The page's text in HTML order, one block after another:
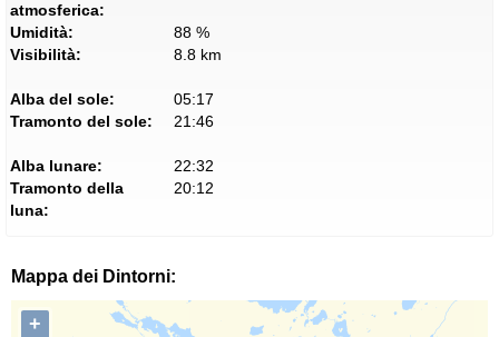
atmosferica:
Umidità:
88 %
Visibilità:
8.8 km
Alba del sole:
05:17
Tramonto del sole:
21:46
Alba lunare:
22:32
Tramonto della
luna:
20:12
Mappa dei Dintorni:
+